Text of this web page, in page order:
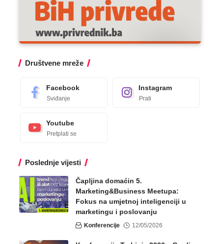
Društvene mreže
Facebook
Sviđanje
Instagram
Prati
Youtube
Pretplati se
Poslednje vijesti
Čapljina domaćin 5.
Marketing&Business Meetupa:
Fokus na umjetnoj inteligenciji u
marketingu i poslovanju
Konferencije 12/05/2026